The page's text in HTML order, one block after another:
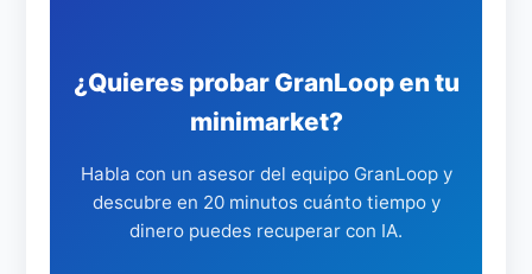
¿Quieres probar GranLoop en tu
minimarket?
Habla con un asesor del equipo GranLoop y
descubre en 20 minutos cuánto tiempo y
dinero puedes recuperar con IA.